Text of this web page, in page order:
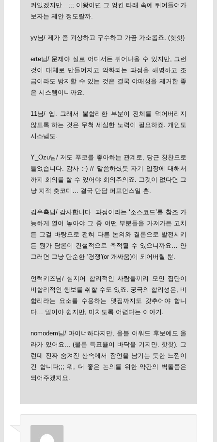
켜있겠지만…;;; 이왕이면 그 엉킨 타래 속에 뛰어들어가
보자는 제안 정도랄까.
yy님/ 제가 좀 괴상하고 구수하고 가끔 가소롭죠. (핫핫)
erte님/ 문제야 실로 어디서든 튀어나올 수 있지만, 그런
것이 대체로 만들어지고 악화되는 과정을 해명하고 조
금이라도 방지할 수 있는 것은 결국 야매성을 제거한 좋
은 시스템이니까요.
11님/ 옙. 그래서 불합리한 부분이 전체를 먹어버리지
않도록 하는 것은 무척 세심한 노력이 필요하죠. 개인도
시스템도.
Y_Ozu님/ 저도 푸코를 좋아하는 관계로, 당근 칭찬으로
들었습니다. 감사 :-) // 말씀하셨듯 자기 입장에 대해서
까지 회의를 할 수 있어야 회의주의죠. 그것이 없다면 그
냥 지적 츳코미… 결국 만담 퍼포먼스일 뿐.
김우측님/ 감사합니다. 과정이라는 ‘소스코드’를 참조 가
능하게 열어 놓아야 그 중 어떤 부분들을 가져가든 고치
든 그걸 바탕으로 전혀 다른 논의와 결론으로 발전시키
든 뭔가 담론이 건설적으로 축적될 수 있으니까요… 안
그러면 그냥 단순한 ‘경쟁'(or 개싸움)이 되어버릴 뿐.
언럭키즈님/ 심지어 합리적인 사람들끼리 모인 집단이
비합리적인 행보를 취할 수도 있죠. 궁극의 합리성은, 비
합리라는 요소를 수용하는 맷집까지도 갖추어야 합니
다… 말이야 쉽지만, 미치도록 어렵다는 이야기.
nomodem님/ 마이너하다지만, 올블 어워드 후보에도 올
라가 있어요… (물론 득표율이 바닥을 기지만. 핫핫). 그
런데 진짜 숨겨진 산속에서 잠언을 남기는 듯한 느낌이
긴 합니다;;; 뭐, 더 좋은 논의를 위한 약간의 벽돌쯤은
되어주겠지요.